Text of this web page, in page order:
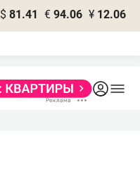
$ 81.41 € 94.06 ¥ 12.06